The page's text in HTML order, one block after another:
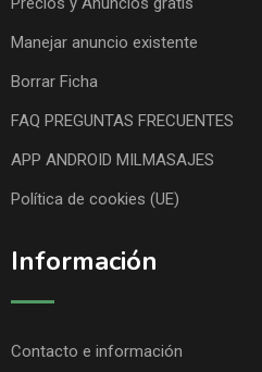
Manejar anuncio existente
Borrar Ficha
FAQ PREGUNTAS FRECUENTES
APP ANDROID MILMASAJES
Política de cookies (UE)
Información
Contacto e información